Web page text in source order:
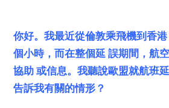
你好。我最近從倫敦乘飛機到香
個小時，而在整個延 誤期間，航
協助 或信息。我聽說歐盟就航班
告訴我有關的情形？